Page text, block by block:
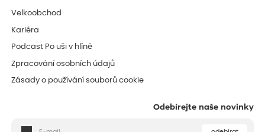
Velkoobchod
Kariéra
Podcast Po uši v hlíně
Zpracování osobních údajů
Zásady o používání souborů cookie
Odebírejte naše novinky